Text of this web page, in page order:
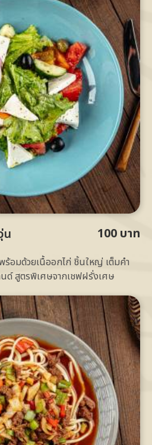
น 100 บาท
อมด้วยเนื้ออกไก่ ชิ้นใหญ่ เต็มคำ
ด์ สูตรพิเศษจากเชฟฝรั่งเศษ